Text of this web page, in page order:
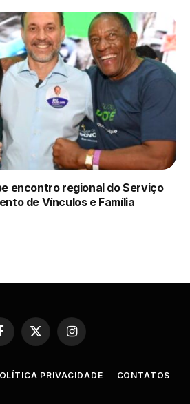
encontro regional do Serviço
de Vínculos e Família
Facebook
X
Instagram
PRIVACIDADE CONTATOS